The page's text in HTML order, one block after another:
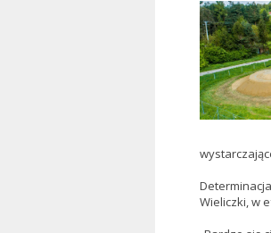
Wieliczki, w